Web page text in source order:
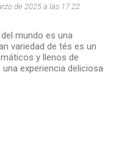
de 2025 a las 17:22
mundo es una
variedad de tés es un
y llenos de
experiencia deliciosa